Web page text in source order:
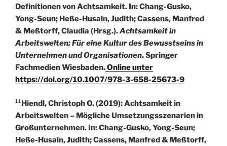
Definitionen von Achtsamkeit. In: Chang-Gusko,
Yong-Seun; Heße-Husain, Judith; Cassens, Manfred
& Meßtorff, Claudia (Hrsg.).Achtsamkeit in
Arbeitswelten: Für eine Kultur des Bewusstseins in
Unternehmen und Organisationen. Springer
Fachmedien Wiesbaden.Online unter
https://doi.org/10.1007/978-3-658-25673-9
¹¹Hiendl, Christoph O. (2019): Achtsamkeit in
Arbeitswelten – Mögliche Umsetzungsszenarien in
Großunternehmen. In: Chang-Gusko, Yong-Seun;
Heße-Husain, Judith; Cassens, Manfred & Meßtorff,